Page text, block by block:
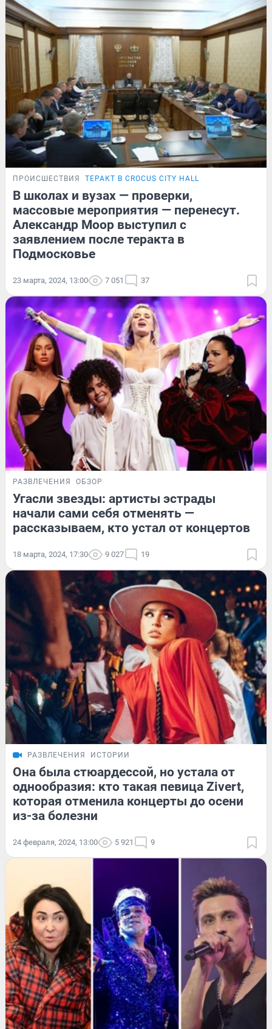
ПРОИСШЕСТВИЯ ТЕРАКТ В CROCUS CITY HALL
В школах и вузах — проверки,
массовые мероприятия — перенесут.
Александр Моор выступил с
заявлением после теракта в
Подмосковье
23 марта, 2024, 13:00 7 051 37
РАЗВЛЕЧЕНИЯ ОБЗОР
Угасли звезды: артисты эстрады
начали сами себя отменять —
рассказываем, кто устал от концертов
18 марта, 2024, 17:30 9 027 19
РАЗВЛЕЧЕНИЯ ИСТОРИИ
Она была стюардессой, но устала от
однообразия: кто такая певица Zivert,
которая отменила концерты до осени
из-за болезни
24 февраля, 2024, 13:00 5 921 9